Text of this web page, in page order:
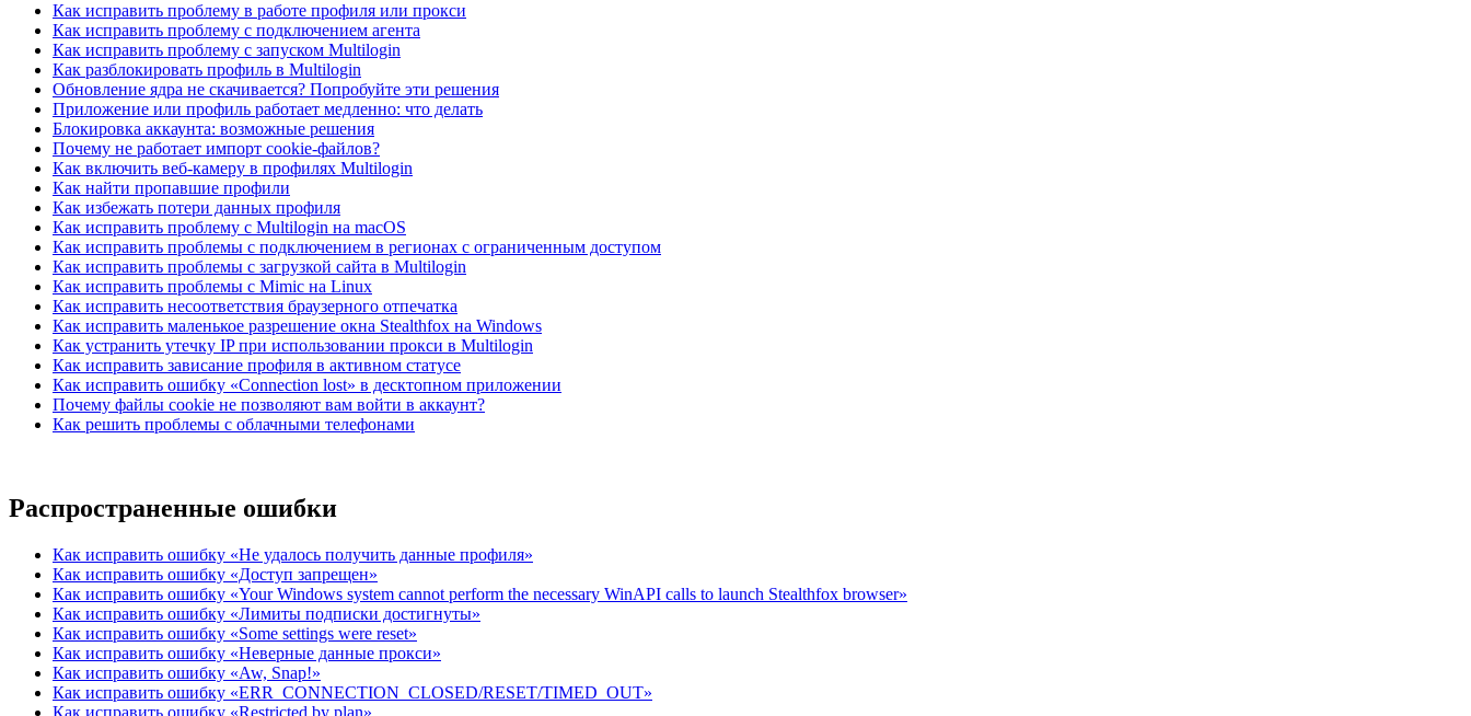
Как исправить проблему в работе профиля или прокси
Как исправить проблему с подключением агента
Как исправить проблему с запуском Multilogin
Как разблокировать профиль в Multilogin
Обновление ядра не скачивается? Попробуйте эти решения
Приложение или профиль работает медленно: что делать
Блокировка аккаунта: возможные решения
Почему не работает импорт cookie-файлов?
Как включить веб-камеру в профилях Multilogin
Как найти пропавшие профили
Как избежать потери данных профиля
Как исправить проблему с Multilogin на macOS
Как исправить проблемы с подключением в регионах с ограниченным доступом
Как исправить проблемы с загрузкой сайта в Multilogin
Как исправить проблемы с Mimic на Linux
Как исправить несоответствия браузерного отпечатка
Как исправить маленькое разрешение окна Stealthfox на Windows
Как устранить утечку IP при использовании прокси в Multilogin
Как исправить зависание профиля в активном статусе
Как исправить ошибку «Connection lost» в десктопном приложении
Почему файлы cookie не позволяют вам войти в аккаунт?
Как решить проблемы с облачными телефонами
Распространенные ошибки
Как исправить ошибку «Не удалось получить данные профиля»
Как исправить ошибку «Доступ запрещен»
Как исправить ошибку «Your Windows system cannot perform the necessary WinAPI calls to launch Stealthfox browser»
Как исправить ошибку «Лимиты подписки достигнуты»
Как исправить ошибку «Some settings were reset»
Как исправить ошибку «Неверные данные прокси»
Как исправить ошибку «Aw, Snap!»
Как исправить ошибку «ERR_CONNECTION_CLOSED/RESET/TIMED_OUT»